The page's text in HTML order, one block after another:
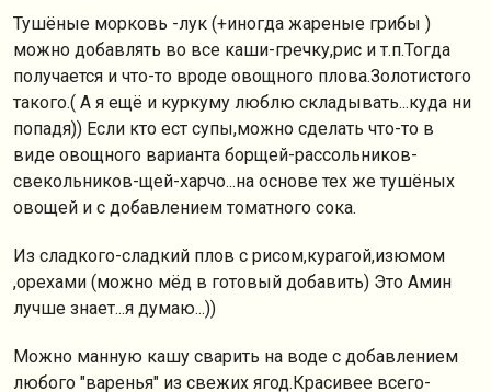
Тушёные морковь -лук (+иногда жареные грибы )
можно добавлять во все каши-гречку,рис и т.п.Тогда
получается и что-то вроде овощного плова.Золотистого
такого.( А я ещё и куркуму люблю складывать...куда ни
попадя)) Если кто ест супы,можно сделать что-то в
виде овощного варианта борщей-рассольников-
свекольников-щей-харчо...на основе тех же тушёных
овощей и с добавлением томатного сока.
Из сладкого-сладкий плов с рисом,курагой,изюмом
,орехами (можно мёд в готовый добавить) Это Амин
лучше знает...я думаю...))
Можно манную кашу сварить на воде с добавлением
любого "варенья" из свежих ягод.Красивее всего-